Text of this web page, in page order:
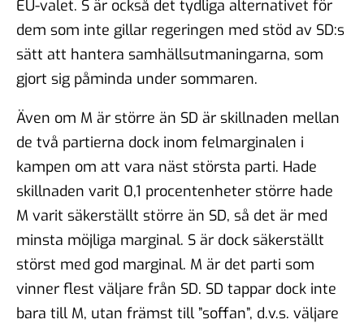
EU-valet. S är också det tydliga alternativet för
dem som inte gillar regeringen med stöd av SD:s
sätt att hantera samhällsutmaningarna, som
gjort sig påminda under sommaren.
Även om M är större än SD är skillnaden mellan
de två partierna dock inom felmarginalen i
kampen om att vara näst största parti. Hade
skillnaden varit 0,1 procentenheter större hade
M varit säkerställt större än SD, så det är med
minsta möjliga marginal. S är dock säkerställt
störst med god marginal. M är det parti som
vinner flest väljare från SD. SD tappar dock inte
bara till M, utan främst till ”soffan”, d.v.s. väljare